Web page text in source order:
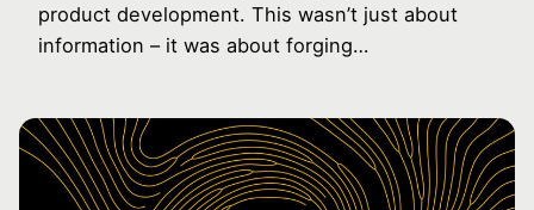
product development. This wasn’t just about
information – it was about forging…